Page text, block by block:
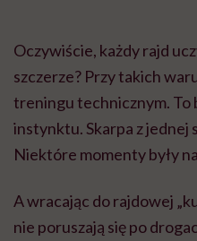
Oczywiście, każdy rajd
szczerze? Przy takich
treningu technicznym. To
instynktu. Skarpa z jednej
Niektóre momenty były
A wracając do rajdowej
nie poruszają się po